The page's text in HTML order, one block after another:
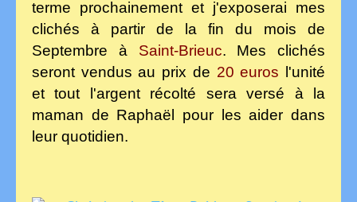
terme prochainement et j'exposerai mes
clichés à partir de la fin du mois de
Septembre à Saint-Brieuc. Mes clichés
seront vendus au prix de 20 euros l'unité
et tout l'argent récolté sera versé à la
maman de Raphaël pour les aider dans
leur quotidien.